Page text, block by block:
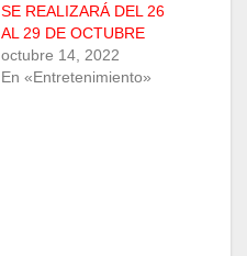
SE REALIZARÁ DEL 26
AL 29 DE OCTUBRE
octubre 14, 2022
En «Entretenimiento»